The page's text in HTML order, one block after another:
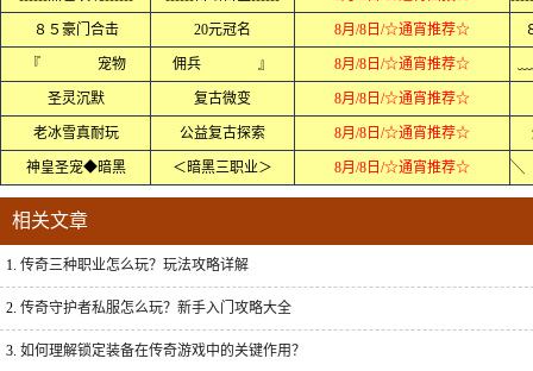
８５豪门合击 20元冠名 8月/8日/☆通宵推荐☆
『 宠物 佣兵 』 8月/8日/☆通宵推荐☆
圣灵沉默 复古微变 8月/8日/☆通宵推荐☆
老冰雪真耐玩 公益复古探索 8月/8日/☆通宵推荐☆
神皇圣宠◆暗黑 ＜暗黑三职业＞ 8月/8日/☆通宵推荐☆
相关文章
1. 传奇三种职业怎么玩？玩法攻略详解
2. 传奇守护者私服怎么玩？新手入门攻略大全
3. 如何理解锁定装备在传奇游戏中的关键作用？